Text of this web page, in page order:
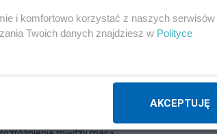
i komfortowo korzystać z naszych serwisów
Twoich danych znajdziesz w Polityce
AKCEPTUJĘ